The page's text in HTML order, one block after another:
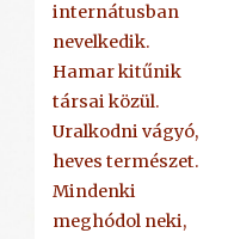
internátusban
nevelkedik.
Hamar kitűnik
társai közül.
Uralkodni vágyó,
heves természet.
Mindenki
meghódol neki,